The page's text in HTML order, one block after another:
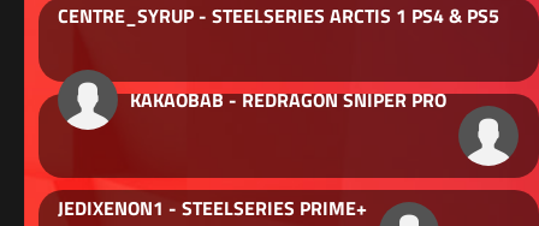
CENTRE_SYRUP - STEELSERIES ARCTIS 1 PS4 & PS5
KAKAOBAB - REDRAGON SNIPER PRO
JEDIXENON1 - STEELSERIES PRIME+